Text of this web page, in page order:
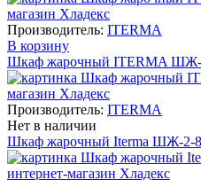
Производитель: ITERMA
В корзину
Шкаф жарочный ITERMA ШЖ-
Производитель: ITERMA
Нет в наличии
Шкаф жарочный Iterma ШЖ-2-